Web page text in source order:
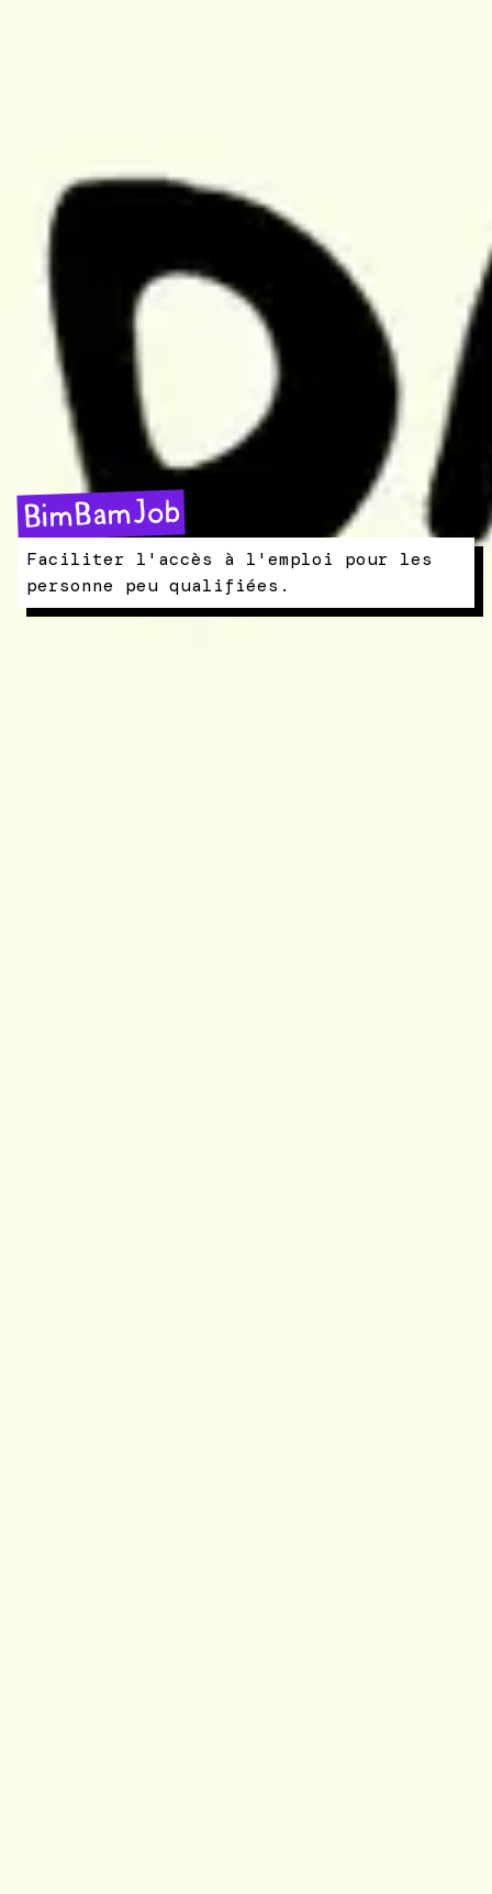
BimBamJob
Faciliter l'accès à l'emploi pour les
personne peu qualifiées.